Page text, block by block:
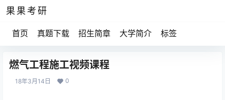
果果考研
首页 真题下载 招生简章 大学简介 标签
燃气工程施工视频课程
18年3月14日 0